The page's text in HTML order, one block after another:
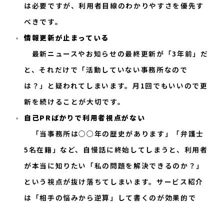
は必要ですが、利用者目線のわかりやすさを優先す
べきです。
情報更新が止まっている
最新ニュースやお知らせの最終更新が「3年前」だ
と、それだけで「活動していない事務所なので
は？」と疑われてしまいます。月1回でもいいので更
新を続けることが大切です。
自己PRばかりで利用者視点がない
「当事務所は○○年の歴史があります」「弁護士
5名在籍」など、自慢話に終始してしまうと、利用者
が本当に知りたい「私の問題を解決できるのか？」
という視点が抜け落ちてしまいます。サービス紹介
は「相手の悩みから逆算」して書くのが効果的で